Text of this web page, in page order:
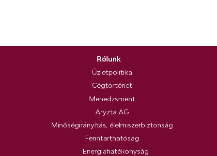
Rólunk
Üzletpolitika
Cégtörténet
Menedzsment
Aryzta AG
Minőségirányítás, élelmiszerbiztonság
Fenntarthatóság
Energiahatékonyság